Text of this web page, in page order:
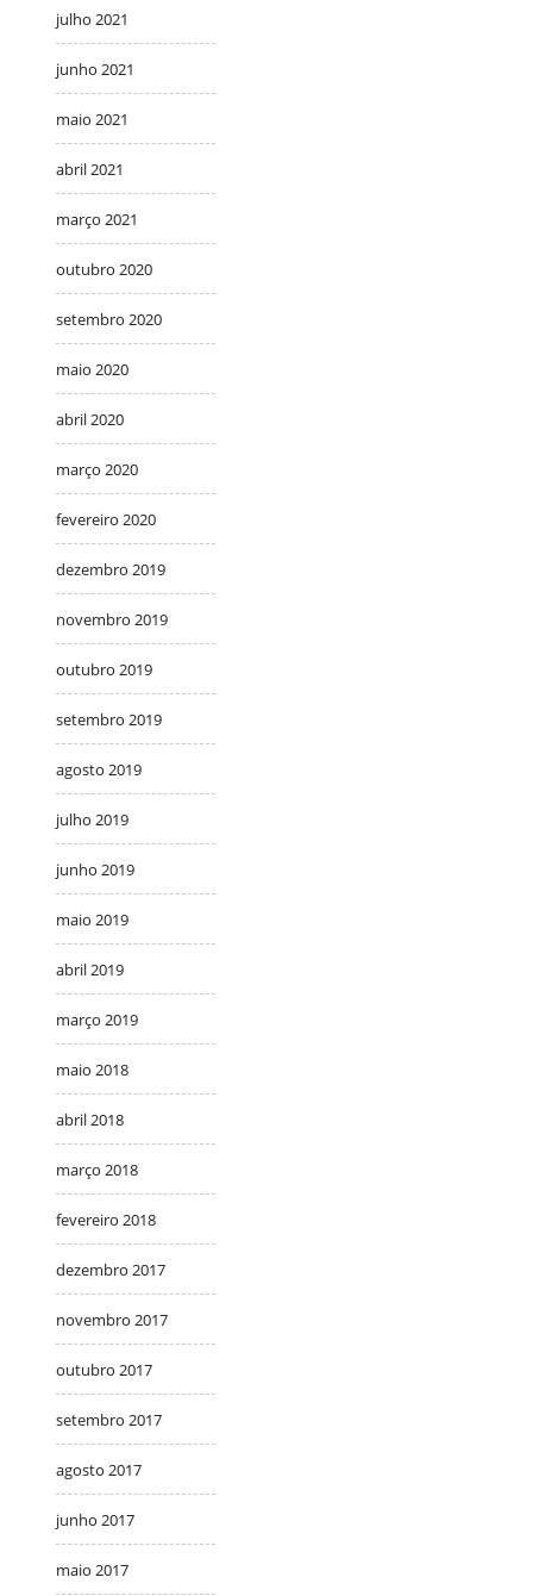
julho 2021
junho 2021
maio 2021
abril 2021
março 2021
outubro 2020
setembro 2020
maio 2020
abril 2020
março 2020
fevereiro 2020
dezembro 2019
novembro 2019
outubro 2019
setembro 2019
agosto 2019
julho 2019
junho 2019
maio 2019
abril 2019
março 2019
maio 2018
abril 2018
março 2018
fevereiro 2018
dezembro 2017
novembro 2017
outubro 2017
setembro 2017
agosto 2017
junho 2017
maio 2017